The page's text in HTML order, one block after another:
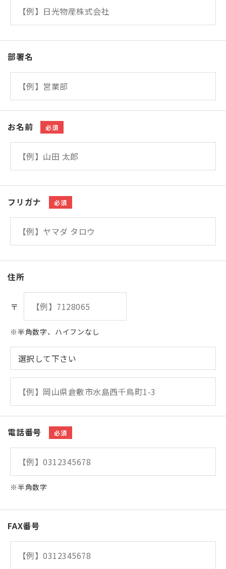
部署名
お名前 必須
フリガナ 必須
住所
〒
※半角数字、ハイフンなし
電話番号 必須
※半角数字
FAX番号